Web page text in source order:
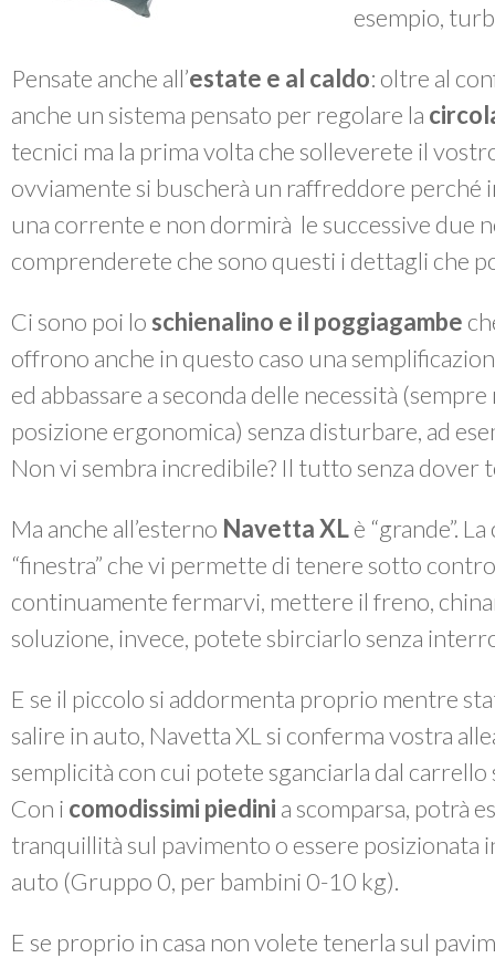
esempio,
Pensate anche all’estate e al caldo: oltre al
anche un sistema pensato per regolare la
tecnici ma la prima volta che solleverete il
ovviamente si buscherà un raffreddore perché
una corrente e non dormirà le successive due
comprenderete che sono questi i dettagli che
Ci sono poi lo schienalino e il poggiagambe
offrono anche in questo caso una
ed abbassare a seconda delle necessità
posizione ergonomica) senza disturbare, ad
Non vi sembra incredibile? Il tutto senza dover
Ma anche all’esterno Navetta XLè “grande”.
“finestra” che vi permette di tenere sotto
continuamente fermarvi, mettere il freno,
soluzione, invece, potete sbirciarlo senza
E se il piccolo si addormenta proprio mentre
salire in auto, Navetta XL si conferma vostra
semplicità con cui potete sganciarla dal carrello
Con i comodissimi piedini a scomparsa, potrà
tranquillità sul pavimento o essere posizionata
auto (Gruppo 0, per bambini 0-10 kg).
E se proprio in casa non volete tenerla sul